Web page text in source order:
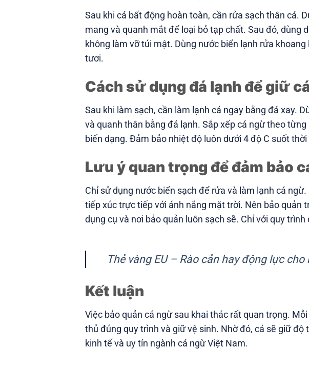
Sau khi cá bất động hoàn toàn, cần rửa sạch thân cá.
mang và quanh mắt để loại bỏ tạp chất. Sau đó, dùng
không làm vỡ túi mật. Dùng nước biển lạnh rửa
tươi.
Cách sử dụng đá lạnh để giữ
Sau khi làm sạch, cần làm lạnh cá ngay bằng đá xay.
và quanh thân bằng đá lạnh. Sắp xếp cá ngừ theo
biến dạng. Đảm bảo nhiệt độ luôn dưới 4 độ C suốt
Lưu ý quan trọng để đảm bảo
Chỉ sử dụng nước biển sạch để rửa và làm lạnh cá
tiếp xúc trực tiếp với ánh nắng mặt trời. Nên bảo quản
dụng cụ và nơi bảo quản luôn sạch sẽ. Chỉ với quy
Thẻ vàng EU – Rào cản hay động lực
Kết luận
Việc bảo quản cá ngừ sau khai thác rất quan trọng.
thủ đúng quy trình và giữ vệ sinh. Nhờ đó, cá sẽ giữ
kinh tế và uy tín ngành cá ngừ Việt Nam.